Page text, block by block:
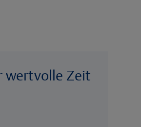
wertvolle Zeit